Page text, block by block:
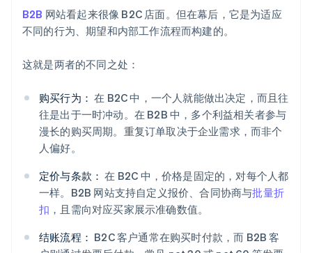
B2B 网站看起来很像 B2C 店面。但在幕后，它是为适应
不同的行为、期望和内部工作流程而构建的。
这就是两者的不同之处：
购买行为： 在 B2C 中，一个人就能做出决定，而且往
往是出于一时冲动。在 B2B 中，多个利益相关者参与
漫长的购买周期。重复订单取决于企业需求，而非个
人偏好。
定价与条款： 在 B2C 中，价格是固定的，对每个人都
一样。B2B 网站支持自定义报价、合同协商与批量折
扣 ，且需向对应买家展示准确数值。
结账流程： B2C 客户通常在购买时付款，而 B2B 客